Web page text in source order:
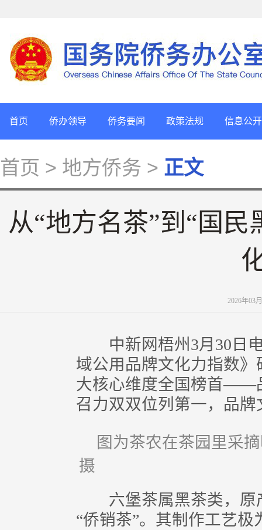
首页 侨办领导 侨务要闻 政策法规 信息公开
首页 > 地方侨务 > 正文
从“地方名茶”到“国
2026年03
中新网梧州3月30日电
域公用品牌文化力指数
大核心维度全国榜首——
召力双双位列第一，品
图为茶农在茶园里采
摄
六堡茶属黑茶类，原
“侨销茶”。其制作工艺